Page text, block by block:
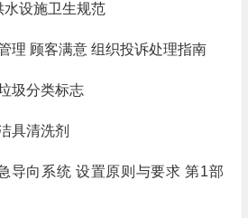
设施卫生规范
理 顾客满意 组织投诉处理指南
圾分类标志
具清洗剂
导向系统 设置原则与要求 第1部